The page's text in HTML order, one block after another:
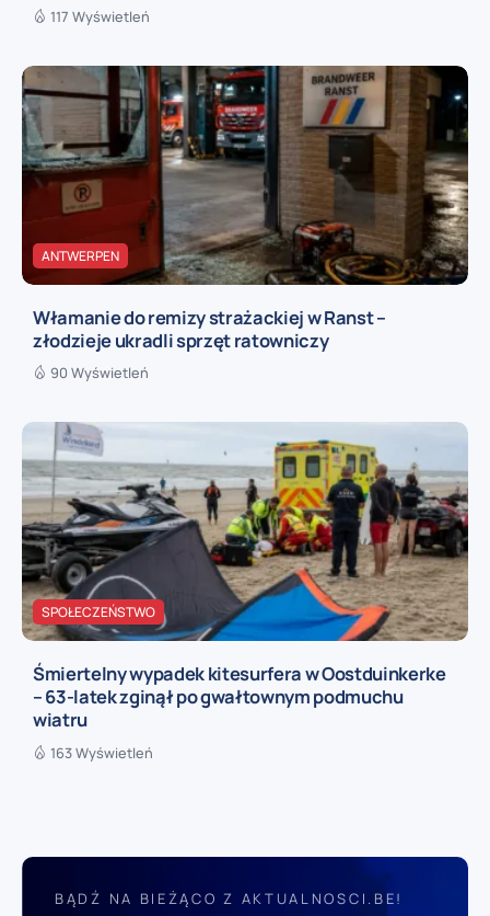
117 Wyświetleń
ANTWERPEN
Włamanie do remizy strażackiej w Ranst –
złodzieje ukradli sprzęt ratowniczy
90 Wyświetleń
SPOŁECZEŃSTWO
Śmiertelny wypadek kitesurfera w Oostduinkerke
– 63-latek zginął po gwałtownym podmuchu
wiatru
163 Wyświetleń
BĄDŹ NA BIEŻĄCO Z AKTUALNOSCI.BE!